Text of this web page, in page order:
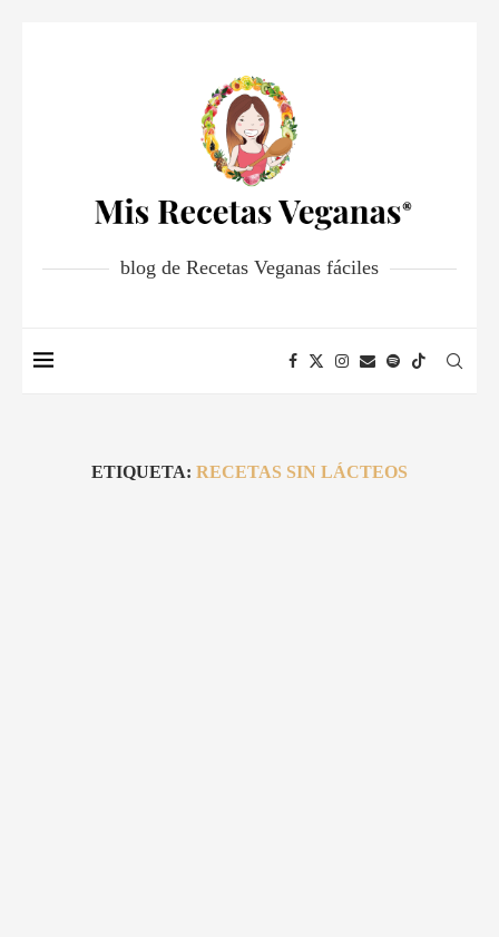
blog de Recetas Veganas fáciles
ETIQUETA: RECETAS SIN LÁCTEOS